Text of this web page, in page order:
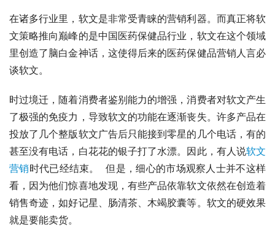
在诸多行业里，软文是非常受青睐的营销利器。而真正将软
文策略推向巅峰的是中国医药保健品行业，软文在这个领域
里创造了脑白金神话，这使得后来的医药保健品营销人言必
谈软文。
时过境迁，随着消费者鉴别能力的增强，消费者对软文产生
了极强的免疫力，导致软文的功能在逐渐丧失。许多产品在
投放了几个整版软文广告后只能接到零星的几个电话，有的
甚至没有电话，白花花的银子打了水漂。因此，有人说软文
营销时代已经结束。  但是，细心的市场观察人士并不这样
看，因为他们惊喜地发现，有些产品依靠软文依然在创造着
销售奇迹，如好记星、肠清茶、木竭胶囊等。软文的硬效果
就是要能卖货。